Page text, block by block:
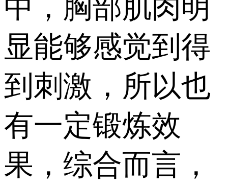
中，胸部肌肉明
显能够感觉到得
到刺激，所以也
有一定锻炼效
果，综合而言，